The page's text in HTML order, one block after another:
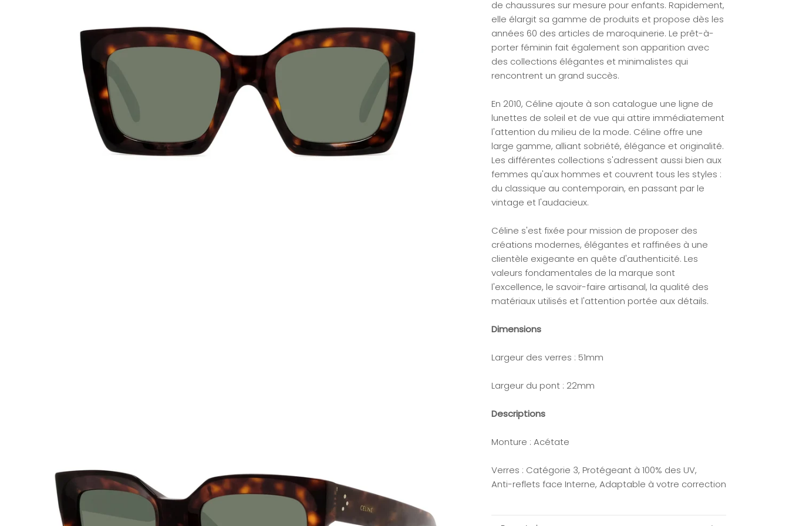
de chaussures sur mesure pour enfants. Rapidement,
elle élargit sa gamme de produits et propose dès les
années 60 des articles de maroquinerie. Le prêt-à-
porter féminin fait également son apparition avec
des collections élégantes et minimalistes qui
rencontrent un grand succès.
En 2010, Céline ajoute à son catalogue une ligne de
lunettes de soleil et de vue qui attire immédiatement
l'attention du milieu de la mode. Céline offre une
large gamme, alliant sobriété, élégance et originalité.
Les différentes collections s'adressent aussi bien aux
femmes qu'aux hommes et couvrent tous les styles :
du classique au contemporain, en passant par le
vintage et l'audacieux.
Céline s'est fixée pour mission de proposer des
créations modernes, élégantes et raffinées à une
clientèle exigeante en quête d'authenticité. Les
valeurs fondamentales de la marque sont
l'excellence, le savoir-faire artisanal, la qualité des
matériaux utilisés et l'attention portée aux détails.
Dimensions
Largeur des verres : 51mm
Largeur du pont : 22mm
Descriptions
Monture : Acétate
Verres : Catégorie 3, Protégeant à 100% des UV,
Anti-reflets face Interne, Adaptable à votre correction